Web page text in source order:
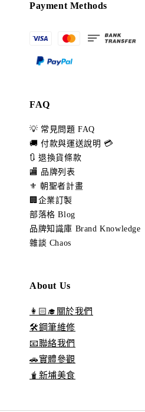
Payment Methods
FAQ
💡 常見問題 FAQ
🚚 付款與運送說明 💳
🔃 退換貨條款
🏬 品牌列表
⚜️ 朝聖者計畫
🏢企業訂製
部落格 Blog
品牌知識庫 Brand Knowledge
雜談 Chaos
About Us
👩🏻‍🎓關於我們
🛠️鋼筆維修
📧聯絡我們
🚗實體參觀
🧋新埔美食